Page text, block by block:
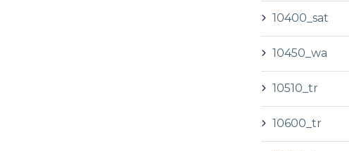
10400_sat
10450_wa
10510_tr
10600_tr